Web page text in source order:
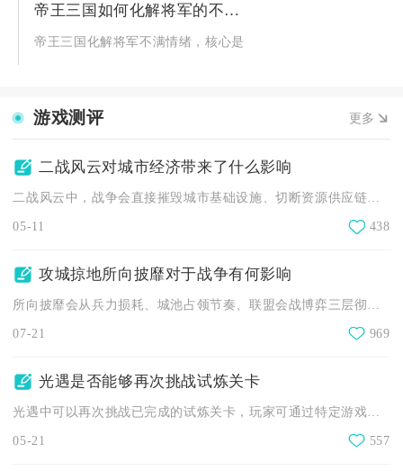
帝王三国如何化解将军的不满情绪
帝王三国化解将军不满情绪，核心是高待遇+及时任务+合理放
游戏测评 更多
二战风云对城市经济带来了什么影响
05-11 438
攻城掠地所向披靡对于战争有何影响
07-21 969
光遇是否能够再次挑战试炼关卡
05-21 557